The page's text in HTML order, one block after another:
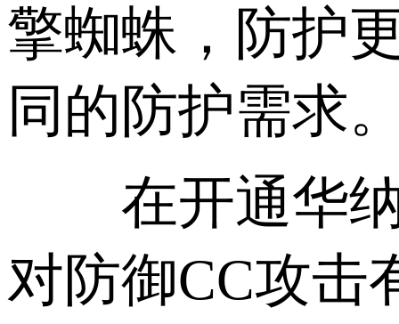
擎蜘蛛，防护
同的防护需求
在开通华纳
对防御CC攻击